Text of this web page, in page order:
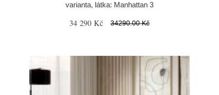
varianta, látka: Manhattan 3
34 290 Kč 34290.00 Kč